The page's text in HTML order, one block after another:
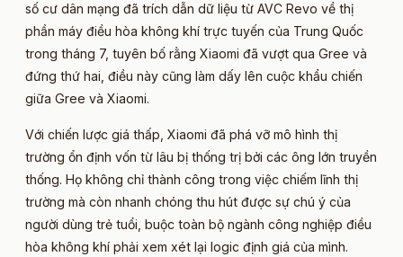
số cư dân mạng đã trích dẫn dữ liệu từ AVC Revo về thị
phần máy điều hòa không khí trực tuyến của Trung Quốc
trong tháng 7, tuyên bố rằng Xiaomi đã vượt qua Gree và
đứng thứ hai, điều này cũng làm dấy lên cuộc khẩu chiến
giữa Gree và Xiaomi.
Với chiến lược giá thấp, Xiaomi đã phá vỡ mô hình thị
trường ổn định vốn từ lâu bị thống trị bởi các ông lớn truyền
thống. Họ không chỉ thành công trong việc chiếm lĩnh thị
trường mà còn nhanh chóng thu hút được sự chú ý của
người dùng trẻ tuổi, buộc toàn bộ ngành công nghiệp điều
hòa không khí phải xem xét lại logic định giá của mình.